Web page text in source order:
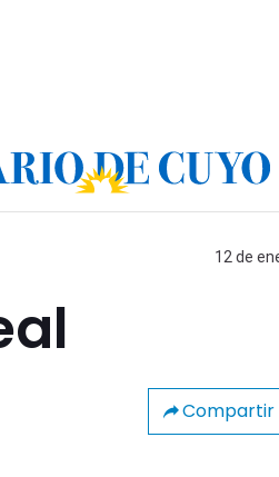
12 de
Compartir